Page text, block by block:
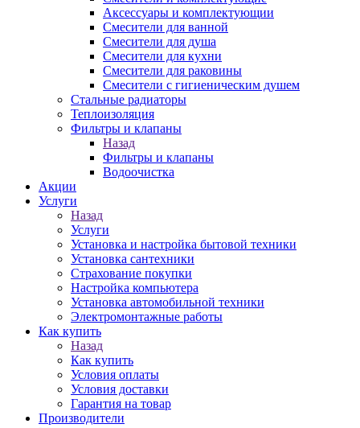
Аксессуары и комплектующии
Смесители для ванной
Смесители для душа
Смесители для кухни
Смесители для раковины
Смесители с гигиеническим душем
Стальные радиаторы
Теплоизоляция
Фильтры и клапаны
Назад
Фильтры и клапаны
Водоочистка
Акции
Услуги
Назад
Услуги
Установка и настройка бытовой техники
Установка сантехники
Страхование покупки
Настройка компьютера
Установка автомобильной техники
Электромонтажные работы
Как купить
Назад
Как купить
Условия оплаты
Условия доставки
Гарантия на товар
Производители